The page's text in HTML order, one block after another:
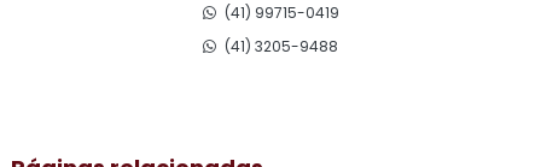
Consultoria em adequação para acreditação na iso 17025
(41) 99715-0419
(41) 3205-9488